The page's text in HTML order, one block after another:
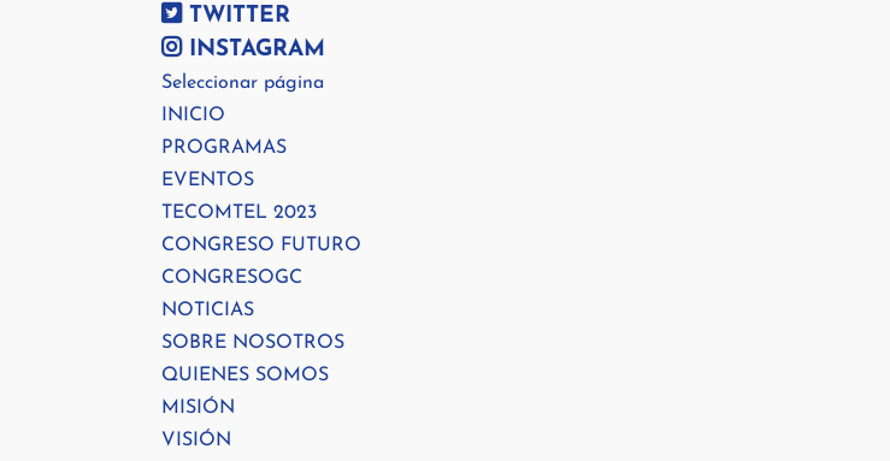
TWITTER
INSTAGRAM
Seleccionar página
INICIO
PROGRAMAS
EVENTOS
TECOMTEL 2023
CONGRESO FUTURO
CONGRESOGC
NOTICIAS
SOBRE NOSOTROS
QUIENES SOMOS
MISIÓN
VISIÓN